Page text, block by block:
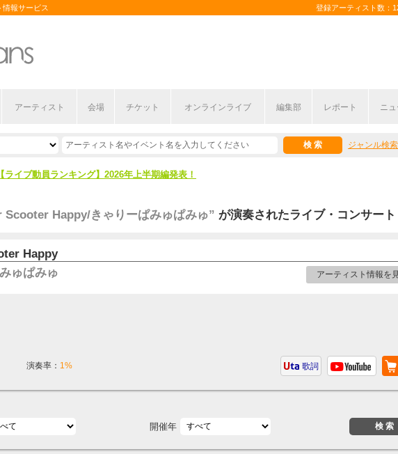
情報サービス 登録アーティスト数：
アーティスト 会場 チケット オンラインライブ 編集部 レポート ニ
ジャンル検索
【フェス特集2026】フェス情報はここから！
【ライブ動員ランキング】2026年上半期編発表！
Scooter Happy/きゃりーぱみゅぱみゅ” が演奏されたライブ・コンサート
Happy
ゅぱみゅ
アーティスト情報を
演奏率： 1% 歌詞
開催年